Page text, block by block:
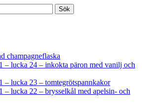
Sök
champagneflaska
– lucka 24 – inkokta päron med vanilj och
– lucka 23 – tomtegrötspannkakor
– lucka 22 – brysselkål med apelsin- och